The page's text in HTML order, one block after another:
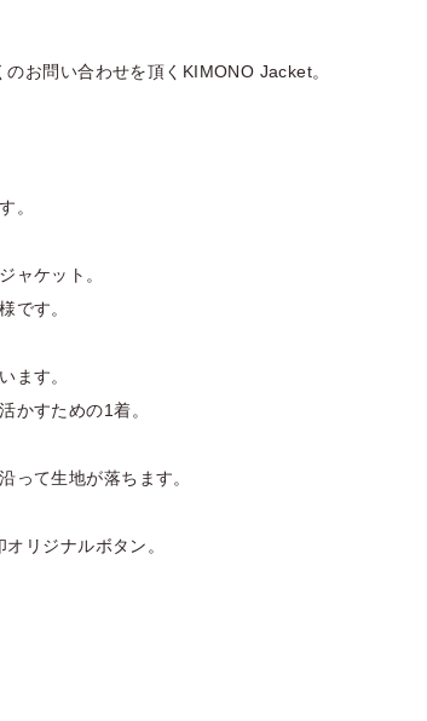
お問い合わせを頂くKIMONO Jacket。
。
ャケット。
です。
ます。
かすための1着。
って生地が落ちます。
リジナルボタン。